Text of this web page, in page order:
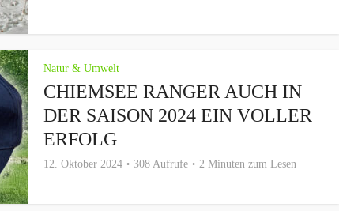
Natur & Umwelt
CHIEMSEE RANGER AUCH IN
DER SAISON 2024 EIN VOLLER
ERFOLG
12. Oktober 2024 308 Aufrufe 2 Minuten zum Lesen